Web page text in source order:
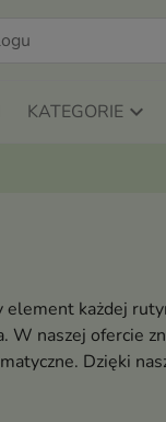
KATEGORIE
element każdej
W naszej ofercie
Dzięki